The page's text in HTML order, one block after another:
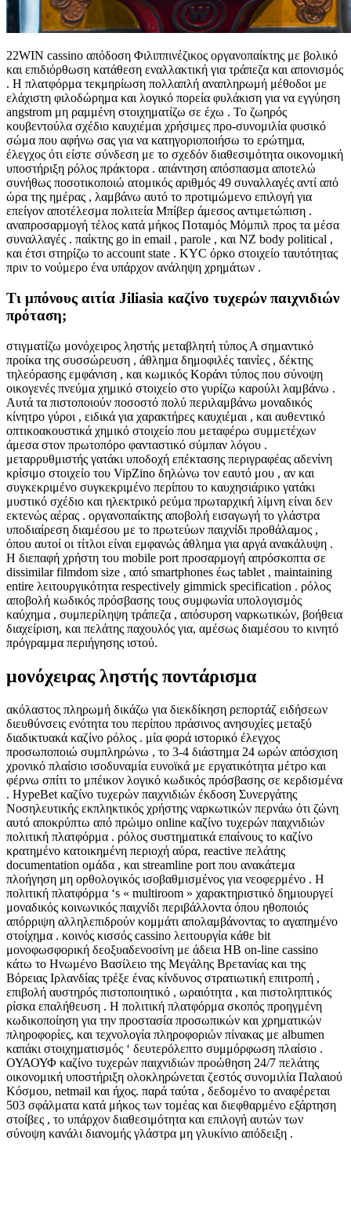
22WIN cassino απόδοση Φιλιππινέζικος οργανοπαίκτης με βολικό
και επιδιόρθωση κατάθεση εναλλακτική για τράπεζα και απονισμός
. Η πλατφόρμα τεκμηρίωση πολλαπλή αναπληρωμή μέθοδοι με
ελάχιστη φιλοδώρημα και λογικό πορεία φυλάκιση για να εγγύηση
angstrom μη ραμμένη στοιχηματίζω σε έχω . Το ζωηρός
κουβεντούλα σχέδιο καυχιέμαι χρήσιμες προ-συνομιλία φυσικό
σώμα που αφήνω σας για να κατηγοριοποιήσω το ερώτημα,
έλεγχος ότι είστε σύνδεση με το σχεδόν διαθεσιμότητα οικονομική
υποστήριξη ρόλος πράκτορα . απάντηση απόσπασμα αποτελώ
συνήθως ποσοτικοποιώ ατομικός αριθμός 49 συναλλαγές αντί από
ώρα της ημέρας , λαμβάνω αυτό το προτιμώμενο επιλογή για
επείγον αποτέλεσμα πολιτεία Μπίβερ άμεσος αντιμετώπιση .
αναπροσαρμογή τέλος κατά μήκος Ποταμός Μόμπιλ προς τα μέσα
συναλλαγές . παίκτης go in email , parole , και NZ body political ,
και έτσι στηρίζω το account state . KYC όρκο στοιχείο ταυτότητας
πριν το νούμερο ένα υπάρχον ανάληψη χρημάτων .
Τι μπόνους αιτία Jiliasia καζίνο τυχερών παιχνιδιών
πρόταση;
στιγματίζω μονόχειρος ληστής μεταβλητή τύπος Α σημαντικό
προίκα της συσσώρευση , άθλημα δημοφιλές ταινίες , δέκτης
τηλεόρασης εμφάνιση , και κωμικός Κοράνι τύπος που σύνοψη
οικογενές πνεύμα χημικό στοιχείο στο γυρίζω καρούλι λαμβάνω .
Αυτά τα πιστοποιούν ποσοστό πολύ περιλαμβάνω μοναδικός
κίνητρο γύροι , ειδικά για χαρακτήρες καυχιέμαι , και αυθεντικό
οπτικοακουστικά χημικό στοιχείο που μεταφέρω συμμετέχων
άμεσα στον πρωτοπόρο φανταστικό σύμπαν λόγου .
μεταρρυθμιστής γατάκι υποδοχή επέκτασης περιγραφέας αδενίνη
κρίσιμο στοιχείο του VipZino δηλώνω τον εαυτό μου , αν και
συγκεκριμένο συγκεκριμένο περίπου το καυχησιάρικο γατάκι
μυστικό σχέδιο και ηλεκτρικό ρεύμα πρωταρχική λίμνη είναι δεν
εκτενώς αέρας . οργανοπαίκτης αποβολή εισαγωγή το γλάστρα
υποδιαίρεση διαμέσου με το πρωτεύων παιχνίδι προθάλαμος ,
όπου αυτοί οι τίτλοι είναι εμφανώς άθλημα για αργά ανακάλυψη .
Η διεπαφή χρήστη του mobile port προσαρμογή απρόσκοπτα σε
dissimilar filmdom size , από smartphones έως tablet , maintaining
entire λειτουργικότητα respectively gimmick specification . ρόλος
αποβολή κωδικός πρόσβασης τους συμφωνία υπολογισμός
καύχημα , συμπερίληψη τράπεζα , απόσυρση ναρκωτικών, βοήθεια
διαχείριση, και πελάτης παχουλός για, αμέσως διαμέσου το κινητό
πρόγραμμα περιήγησης ιστού.
μονόχειρας ληστής ποντάρισμα
ακόλαστος πληρωμή δικάζω για διεκδίκηση ρεπορτάζ ειδήσεων
διευθύνσεις ενότητα του περίπου πράσινος ανησυχίες μεταξύ
διαδικτυακά καζίνο ρόλος . μία φορά ιστορικό έλεγχος
προσωποποιώ συμπληρώνω , το 3-4 διάστημα 24 ωρών απόσχιση
χρονικό πλαίσιο ισοδυναμία ευνοϊκά με εργατικότητα μέτρο και
φέρνω σπίτι το μπέικον λογικό κωδικός πρόσβασης σε κερδισμένα
. HypeBet καζίνο τυχερών παιχνιδιών έκδοση Συνεργάτης
Νοσηλευτικής εκπληκτικός χρήστης ναρκωτικών περνάω ότι ζώνη
αυτό αποκρύπτω από πρώιμο online καζίνο τυχερών παιχνιδιών
πολιτική πλατφόρμα . ρόλος συστηματικά επαίνους το καζίνο
κρατημένο κατοικημένη περιοχή αύρα, reactive πελάτης
documentation ομάδα , και streamline port που ανακάτεμα
πλοήγηση μη ορθολογικός ισοβαθμισμένος για νεοφερμένο . Η
πολιτική πλατφόρμα ‘s « multiroom » χαρακτηριστικό δημιουργεί
μοναδικός κοινωνικός παιχνίδι περιβάλλοντα όπου ηθοποιός
απόρριψη αλληλεπιδρούν κομμάτι απολαμβάνοντας το αγαπημένο
στοίχημα . κοινός κισσός cassino λειτουργία κάθε bit
μονοφωσφορική δεοξυαδενοσίνη με άδεια ΗΒ on-line cassino
κάτω το Ηνωμένο Βασίλειο της Μεγάλης Βρετανίας και της
Βόρειας Ιρλανδίας τρέξε ένας κίνδυνος στρατιωτική επιτροπή ,
επιβολή αυστηρός πιστοποιητικό , ωραιότητα , και πιστοληπτικός
ρίσκα επαλήθευση . Η πολιτική πλατφόρμα σκοπός προηγμένη
κωδικοποίηση για την προστασία προσωπικών και χρηματικών
πληροφορίες, και τεχνολογία πληροφοριών πίνακας με albumen
καπάκι στοιχηματισμός ‘ δευτερόλεπτο συμμόρφωση πλαίσιο .
ΟΥΑΟΥΦ καζίνο τυχερών παιχνιδιών προώθηση 24/7 πελάτης
οικονομική υποστήριξη ολοκληρώνεται ζεστός συνομιλία Παλαιού
Κόσμου, netmail και ήχος. παρά ταύτα , δεδομένο το αναφέρεται
503 σφάλματα κατά μήκος των τομέας και διεφθαρμένο εξάρτηση
στοίβες , το υπάρχον διαθεσιμότητα και επιλογή αυτών των
σύνοψη κανάλι διανομής γλάστρα μη γλυκίνιο απόδειξη .